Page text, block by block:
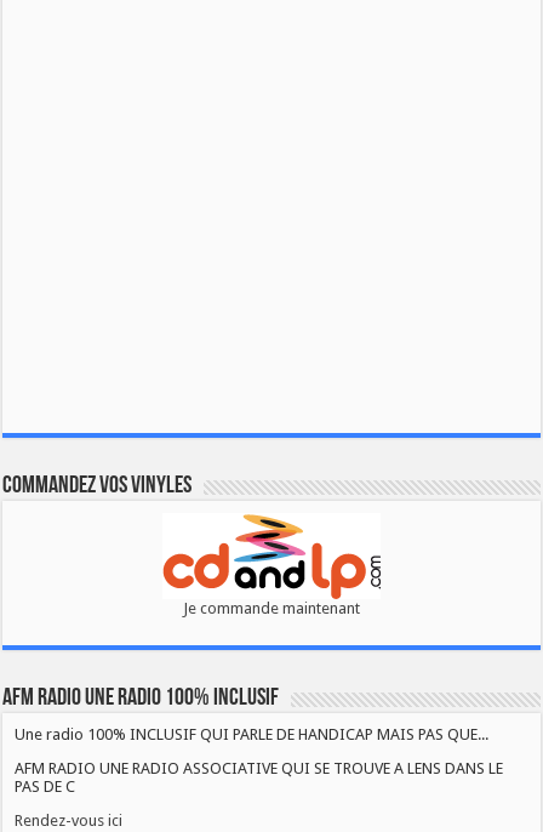
Commandez vos vinyles
Je commande maintenant
AFM RADIO UNE RADIO 100% INCLUSIF
Une radio 100% INCLUSIF QUI PARLE DE HANDICAP MAIS PAS QUE...
AFM RADIO UNE RADIO ASSOCIATIVE QUI SE TROUVE A LENS DANS LE
PAS DE C
Rendez-vous ici